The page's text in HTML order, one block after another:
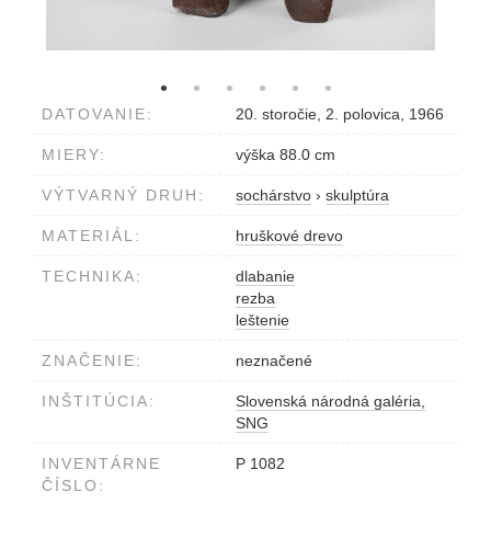
DATOVANIE: 20. storočie, 2. polovica, 1966
MIERY: výška 88.0 cm
VÝTVARNÝ DRUH: sochárstvo › skulptúra
MATERIÁL: hruškové drevo
TECHNIKA:
dlabanie
rezba
leštenie
ZNAČENIE: neznačené
INŠTITÚCIA:
Slovenská národná galéria,
SNG
INVENTÁRNE
ČÍSLO:
P 1082